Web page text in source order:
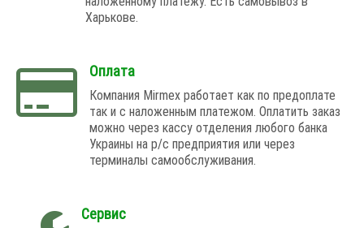
Харькове.
Оплата
Компания Mirmex работает как по предоплате
так и с наложенным платежом. Оплатить заказ
можно через кассу отделения любого банка
Украины на р/с предприятия или через
терминалы самообслуживания.
Сервис